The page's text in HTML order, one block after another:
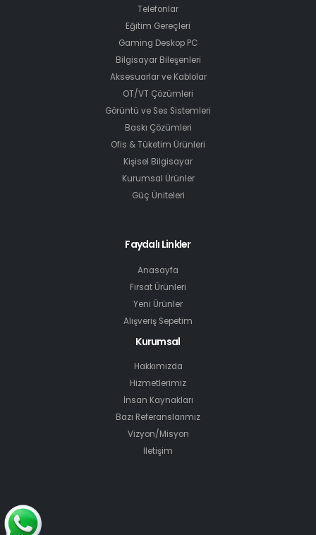
Telefonlar
Eğitim Gereçleri
Gaming Deskop PC
Bilgisayar Bileşenleri
Aksesuarlar ve Kablolar
OT/VT Çözümleri
Görüntü ve Ses Sistemleri
Baskı Çözümleri
Ofis & Tüketim Ürünleri
Kişisel Bilgisayar
Kurumsal Ürünler
Güç Üniteleri
Faydalı Linkler
Anasayfa
Fırsat Ürünleri
Yeni Ürünler
Alışveriş Sepetim
Kurumsal
Hakkımızda
Hizmetlerimiz
İnsan Kaynakları
Bazı Referanslarımız
Vizyon/Misyon
İletişim